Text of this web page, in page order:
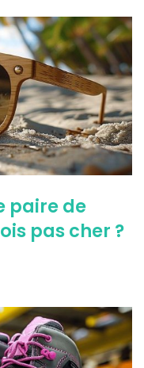
paire de
pas cher ?